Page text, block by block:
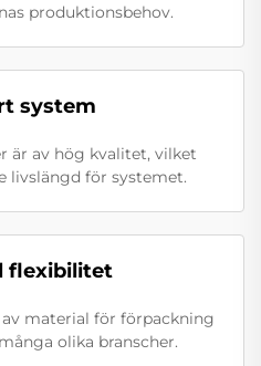
produktionsbehov.
system
är av hög kvalitet, vilket
livslängd för systemet.
flexibilitet
material för förpackning
olika branscher.